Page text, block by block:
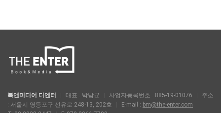
북앤미디어 디엔터 대표 : 박남균 사업자등록번호 : 885-19-01076
주소
: 서울시 영등포구 선유로 248-13, 202호
E-mail : bm@the-enter.com